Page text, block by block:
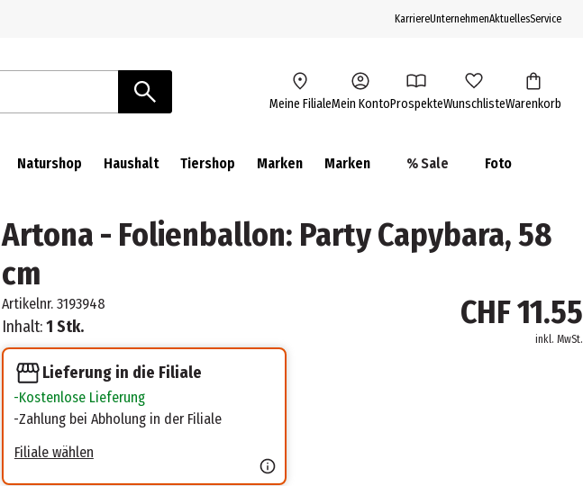
KarriereUnternehmenAktuellesService
Meine FilialeMein KontoProspekteWunschlisteWarenkorb
Naturshop Haushalt Tiershop Marken Marken % Sale Foto
Artona - Folienballon: Party Capybara, 58
cm
Artikelnr. 3193948
Inhalt:1 Stk. CHF 11.55
inkl. MwSt.
Lieferung in die Filiale
Kostenlose Lieferung
Zahlung bei Abholung in der Filiale
Filiale wählen